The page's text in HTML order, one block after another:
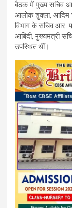
बैठक में मुख्य सचिव
आलोक शुक्ला, आदिम
विभाग के सचिव आर.
आबिदी, मुख्यमंत्री
उपस्थित थीं।